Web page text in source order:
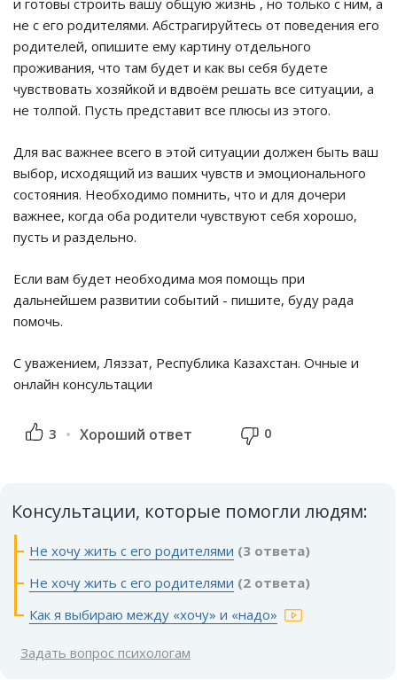
и готовы строить вашу общую жизнь , но только с ним, а
не с его родителями. Абстрагируйтесь от поведения его
родителей, опишите ему картину отдельного
проживания, что там будет и как вы себя будете
чувствовать хозяйкой и вдвоём решать все ситуации, а
не толпой. Пусть представит все плюсы из этого.
Для вас важнее всего в этой ситуации должен быть ваш
выбор, исходящий из ваших чувств и эмоционального
состояния. Необходимо помнить, что и для дочери
важнее, когда оба родители чувствуют себя хорошо,
пусть и раздельно.
Если вам будет необходима моя помощь при
дальнейшем развитии событий - пишите, буду рада
помочь.
С уважением, Ляззат, Республика Казахстан. Очные и
онлайн консультации
3 Хороший ответ 0
Консультации, которые помогли людям:
Не хочу жить с его родителями (3 ответа)
Не хочу жить с его родителями (2 ответа)
Как я выбираю между «хочу» и «надо»
Задать вопрос психологам